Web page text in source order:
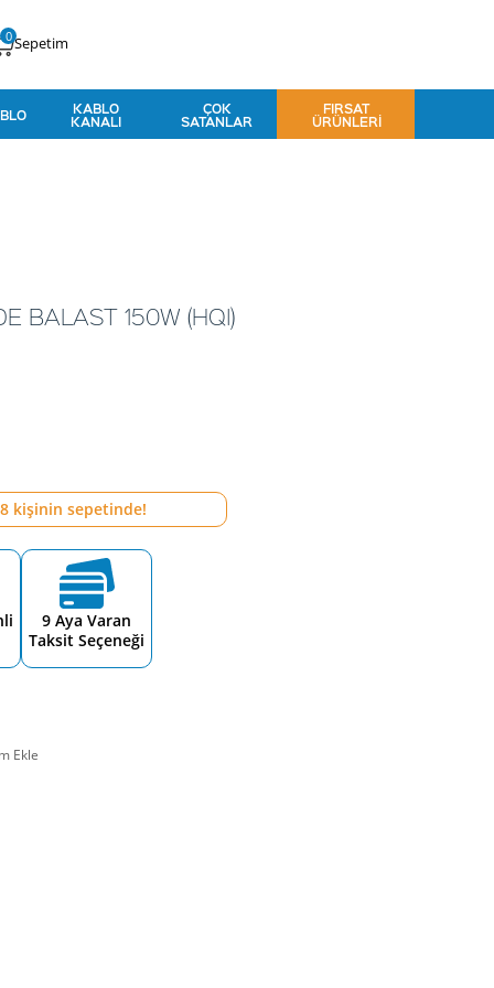
Sepetim
0
KABLO
KANALI
ÇOK
SATANLAR
FIRSAT
ÜRÜNLERI
BALAST 150W (HQI)
8kişinin sepetinde!
9 Aya Varan
Taksit Seçeneği
Ekle